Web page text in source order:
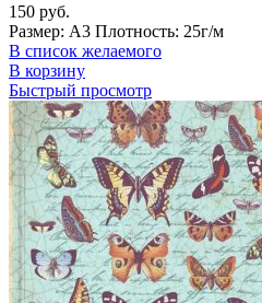
150 руб.
Размер: А3 Плотность: 25г/м
В список желаемого
В корзину
Быстрый просмотр